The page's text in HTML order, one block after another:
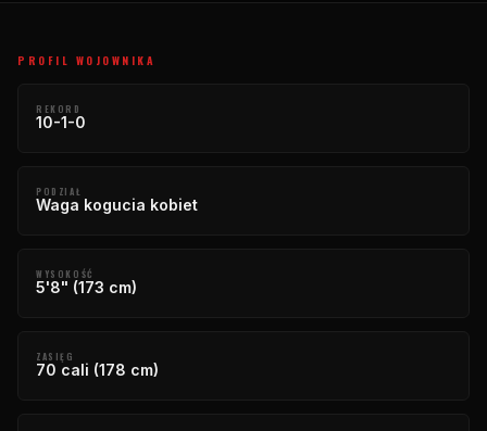
PROFIL WOJOWNIKA
REKORD
10-1-0
PODZIAŁ
Waga kogucia kobiet
WYSOKOŚĆ
5'8" (173 cm)
ZASIĘG
70 cali (178 cm)